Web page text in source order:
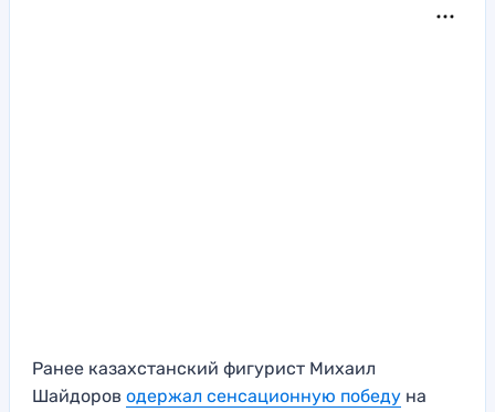
Ранее казахстанский фигурист Михаил
Шайдоров одержал сенсационную победу на